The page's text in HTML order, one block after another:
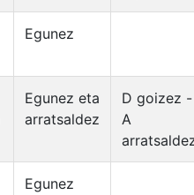
Egunez
Egunez eta
arratsaldez
D goizez -
A
Egunez